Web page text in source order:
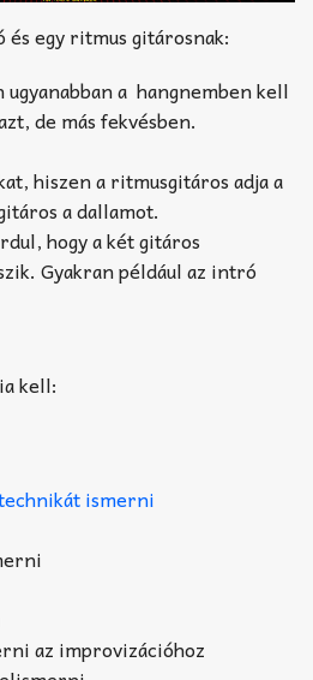
egy ritmus gitárosnak:
ugyanabban a hangnemben kell
de más fekvésben.
hiszen a ritmusgitáros adja a
a dallamot.
hogy a két gitáros
Gyakran például az intró
kell:
ismerni
az improvizációhoz